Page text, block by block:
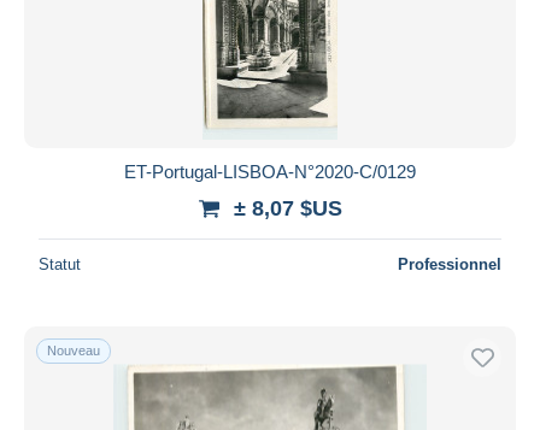
ET-Portugal-LISBOA-N°2020-C/0129
± 8,07 $US
Statut Professionnel
Nouveau